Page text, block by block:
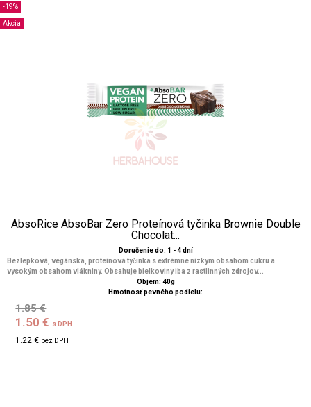
-19%
Akcia
AbsoRice AbsoBar Zero Proteínová tyčinka Brownie Double
Chocolat...
Doručenie do: 1 - 4 dní
Bezlepková, vegánska, proteínová tyčinka s extrémne nízkym obsahom cukru a
vysokým obsahom vlákniny. Obsahuje bielkoviny iba z rastlinných zdrojov...
Objem: 40g
Hmotnosť pevného podielu:
1.85 €
1.50 € s DPH
1.22 € bez DPH